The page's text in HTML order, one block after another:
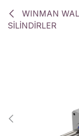
WINMAN
SİLİNDİRLER